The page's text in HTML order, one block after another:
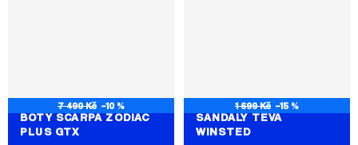
7 490 Kč –10 %
BOTY SCARPA ZODIAC
PLUS GTX
1 699 Kč –15 %
SANDÁLY TEVA
WINSTED